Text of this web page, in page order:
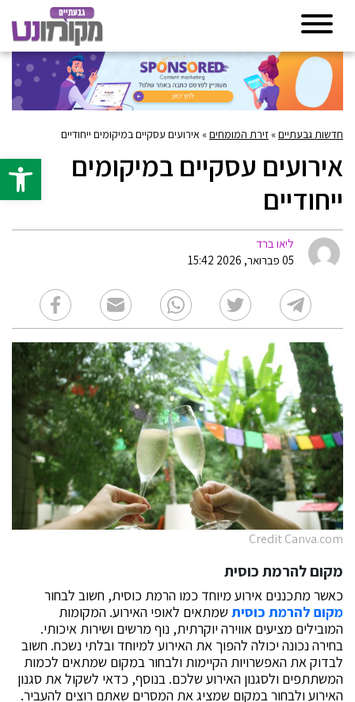
פתח
חדשות גבעתיים» זירת המומחים» אירועים עסקיים במיקומים ייחודיים
אירועים עסקיים במיקומים
ייחודיים
ליאו ברד
05 פברואר, 2026 15:42
Credit Canva.com
מקום להרמת כוסית
כאשר מתכננים אירוע מיוחד כמו הרמת כוסית, חשוב לבחור
מקום להרמת כוסיתשמתאים לאופי האירוע. המקומות
המובילים מציעים אווירה יוקרתית, נוף מרשים ושירות איכותי.
בחירה נכונה יכולה להפוך את האירוע למיוחד ובלתי נשכח. חשוב
לבדוק את האפשרויות הקיימות ולבחור במקום שמתאים לכמות
המשתתפים ולסגנון האירוע שלכם. בנוסף, כדאי לשקול את סגנון
האירוע ולבחור במקום שמציג את המסרים שאתם רוצים להעביר.